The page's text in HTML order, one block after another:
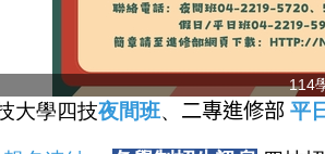
114
大學四技夜間班、 二專進修部 平